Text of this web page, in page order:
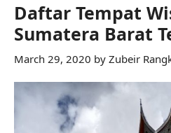
Daftar Tempat
Sumatera Barat
March 29, 2020 by Zubeir